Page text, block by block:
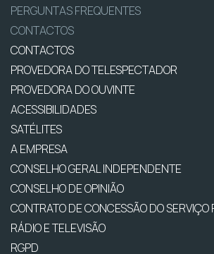
PERGUNTAS FREQUENTES
CONTACTOS
CONTACTOS
PROVEDORA DO TELESPECTADOR
PROVEDORA DO OUVINTE
ACESSIBILIDADES
SATÉLITES
A EMPRESA
CONSELHO GERAL INDEPENDENTE
CONSELHO DE OPINIÃO
CONTRATO DE CONCESSÃO DO SERVIÇO
RÁDIO E TELEVISÃO
RGPD